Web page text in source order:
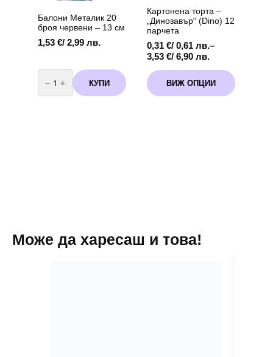
Балони Металик 20
броя червени – 13 см
1,53 €/ 2,99 лв.
количество
за
Балони
Металик
КУПИ
Картонена торта –
„Динозавър“ (Dino) 12
парчета
0,31 €/ 0,61 лв.–
3,53 €/ 6,90 лв.
Price
0,31 €
/
0,61 лв.
ВИЖ ОПЦИИ
This
product
has
Може да харесаш и това!